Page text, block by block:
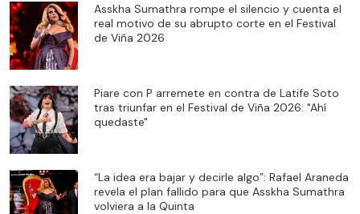
Asskha Sumathra rompe el silencio y cuenta el
real motivo de su abrupto corte en el Festival
de Viña 2026
Piare con P arremete en contra de Latife Soto
tras triunfar en el Festival de Viña 2026: "Ahí
quedaste"
“La idea era bajar y decirle algo”: Rafael Araneda
revela el plan fallido para que Asskha Sumathra
volviera a la Quinta